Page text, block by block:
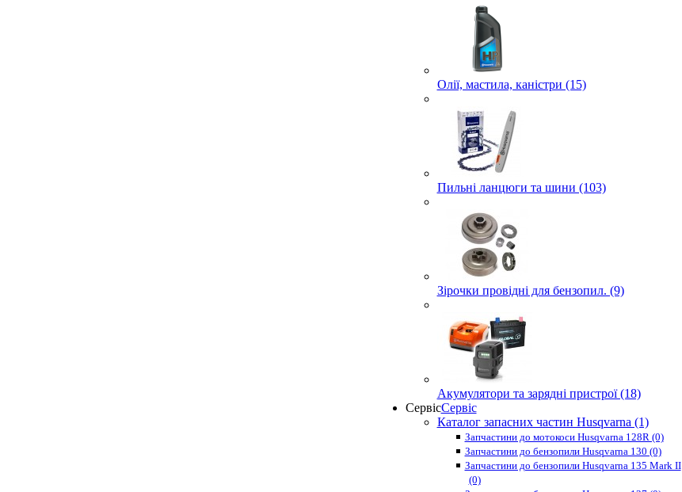
Олії, мастила, каністри (15)
Пильні ланцюги та шини (103)
Зірочки провідні для бензопил. (9)
Акумулятори та зарядні пристрої (18)
СервісСервіс
Каталог запасних частин Husqvarna (1)
Запчастини до мотокоси Husqvarna 128R (0)
Запчастини до бензопили Husqvarna 130 (0)
Запчастини до бензопили Husqvarna 135 Mark II
(0)